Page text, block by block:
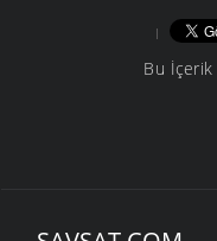
Bu İçerik